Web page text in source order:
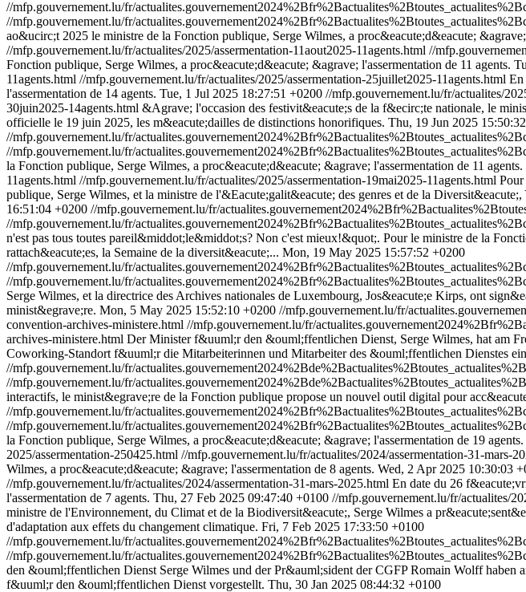
//mfp.gouvernement.lu/fr/
//mfp.gouvernement.lu/fr/
ao&ucirc;t 2025 le ministre de la Fonction publique, Serge Wilmes, a proc&eacute;d&eacute; &agrave;
//mfp.gouvernement.lu/fr/actualites/2025/assermentation-11aout2025-11agents.html //
Fonction publique, Serge Wilmes, a proc&eacute;d&eacute; &agrave; l'assermentation de 11 agents.
11agents.html //mfp.gouvernement.lu/fr/actualites/2025/assermentation-25juillet2025-11agents.html En
l'assermentation de 14 agents. Tue, 1 Jul 2025 18:27:51 +0200 //mfp.gouvernement.lu/fr/actualites/
30juin2025-14agents.html &Agrave; l'occasion des festivit&eacute;s de la f&ecirc;te nationale, le
officielle le 19 juin 2025, les m&eacute;dailles de distinctions honorifiques. Thu, 19 Jun 2025
//mfp.gouvernement.lu/fr/
//mfp.gouvernement.lu/fr/
la Fonction publique, Serge Wilmes, a proc&eacute;d&eacute; &agrave; l'assermentation de 11 agents.
11agents.html //mfp.gouvernement.lu/fr/actualites/2025/assermentation-19mai2025-11agents.html
publique, Serge Wilmes, et la ministre de l'&Eacute;galit&eacute; des genres et de la
16:51:04 +0200 //mfp.gouvernement.lu/fr/
//mfp.gouvernement.lu/fr/
n'est pas tous toutes pareil&middot;le&middot;s? Non c'est mieux!&quot;. Pour le ministre de la
rattach&eacute;es, la Semaine de la diversit&eacute;... Mon, 19 May 2025 15:57:52 +0200
//mfp.gouvernement.lu/fr/
//mfp.gouvernement.lu/fr/
Serge Wilmes, et la directrice des Archives nationales de Luxembourg, Jos&eacute;e Kirps, ont
minist&egrave;re. Mon, 5 May 2025 15:52:10 +0200 //mfp.gouvernement.lu/fr/
convention-archives-ministere.html //mfp.gouvernement.lu/fr/
archives-ministere.html Der Minister f&uuml;r den &ouml;ffentlichen Dienst, Serge Wilmes, hat am
Coworking-Standort f&uuml;r die Mitarbeiterinnen und Mitarbeiter des &ouml;ffentlichen Dienstes
//mfp.gouvernement.lu/fr/
//mfp.gouvernement.lu/fr/
interactifs, le minist&egrave;re de la Fonction publique propose un nouvel outil digital pour
//mfp.gouvernement.lu/fr/
//mfp.gouvernement.lu/fr/
la Fonction publique, Serge Wilmes, a proc&eacute;d&eacute; &agrave; l'assermentation de 19 agents.
2025/assermentation-250425.html //mfp.gouvernement.lu/fr/actualites/2024/assermentation-31-mars-
Wilmes, a proc&eacute;d&eacute; &agrave; l'assermentation de 8 agents. Wed, 2 Apr 2025 10:30:03
//mfp.gouvernement.lu/fr/actualites/2024/assermentation-31-mars-2025.html En date du 26
l'assermentation de 7 agents. Thu, 27 Feb 2025 09:47:40 +0100 //mfp.gouvernement.lu/fr/actualites/
ministre de l'Environnement, du Climat et de la Biodiversit&eacute;, Serge Wilmes a
d'adaptation aux effets du changement climatique. Fri, 7 Feb 2025 17:33:50 +0100
//mfp.gouvernement.lu/fr/
//mfp.gouvernement.lu/fr/
den &ouml;ffentlichen Dienst Serge Wilmes und der Pr&auml;sident der CGFP Romain Wolff haben
f&uuml;r den &ouml;ffentlichen Dienst vorgestellt. Thu, 30 Jan 2025 08:44:32 +0100